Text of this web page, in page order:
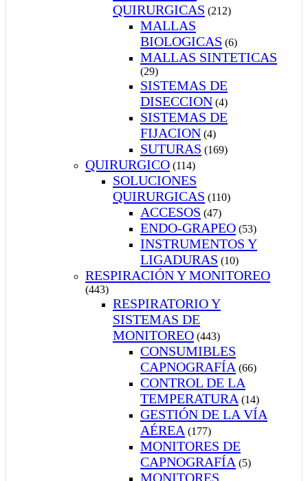
QUIRURGICAS (212)
MALLAS
BIOLOGICAS (6)
MALLAS SINTETICAS
(29)
SISTEMAS DE
DISECCION (4)
SISTEMAS DE
FIJACION (4)
SUTURAS (169)
QUIRURGICO (114)
SOLUCIONES
QUIRURGICAS (110)
ACCESOS (47)
ENDO-GRAPEO (53)
INSTRUMENTOS Y
LIGADURAS (10)
RESPIRACIÓN Y MONITOREO
(443)
RESPIRATORIO Y
SISTEMAS DE
MONITOREO (443)
CONSUMIBLES
CAPNOGRAFÍA (66)
CONTROL DE LA
TEMPERATURA (14)
GESTIÓN DE LA VÍA
AÉREA (177)
MONITORES DE
CAPNOGRAFÍA (5)
MONITORES